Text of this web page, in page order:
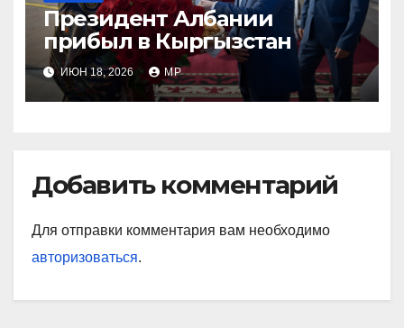
Президент Албании
прибыл в Кыргызстан
ИЮН 18, 2026 MP
Добавить комментарий
Для отправки комментария вам необходимо
авторизоваться.